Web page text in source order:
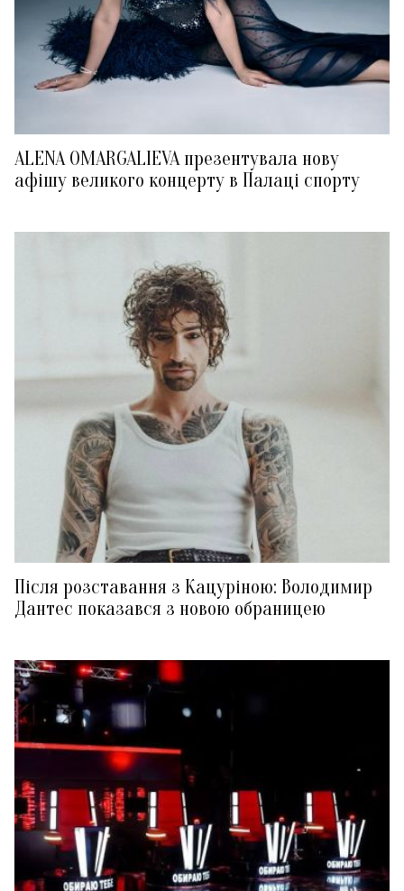
ALENA OMARGALIEVA презентувала нову
афішу великого концерту в Палаці спорту
Після розставання з Кацуріною: Володимир
Дантес показався з новою обраницею